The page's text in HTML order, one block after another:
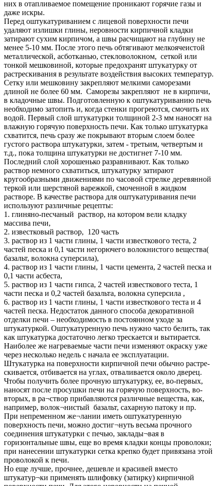
них в отапливаемое помещение проникают горячие газы и
даже искры.
Перед оштукатуриванием с лицевой поверхности печи
удаляют излишки глины, неровности кирпичной кладки
затирают сухим кирпичом, а швы расчищают на глубину не
менее 5-10 мм. После этого печь обтягивают мелкоячеистой
металлической, асботканью, стекловолокном, сеткой или
тонкой мешковиной, которые предохранят штукатурку от
растрескивания в результате воздействия высоких температур.
Сетку или мешковину закрепляют мелкими саморезами
длиной не более 60 мм. Саморезы закрепляют не в кирпичи,
в кладочные швы. Подготовленную к оштукатуриванию печь
необходимо затопить и, когда стенки прогреются, смочить их
водой. Первый слой штукатурки толщиной 2-3 мм наносят на
влажную горячую поверхность печи. Как только штукатурка
схватится, печь сразу же покрывают вторым слоем более
густого раствора штукатурки, затем - третьим, четвертым и
т.д., пока толщина штукатурки не достигнет 7-10 мм.
Последний слой хорошенько разравнивают. Как только
раствор немного схватиться, штукатурку затирают
кругообразными движениями по часовой стрелке деревянной
теркой или шерстяной варежкой, смоченной в жидком
растворе. В качестве раствора для оштукатуривания печи
используют различные рецепты:
1. глиняно-песчаный раствор, на котором вели кладку
массива печи,
2. известковый раствор, 120 часть
3. раствор из 1 части глины, 1 части известкового теста, 2
частей песка и 0,1 части негорючего волокнистого вещества(
базальт, волокна суперсила),
4. раствор из 1 части глины, 1 части цемента, 2 частей песка и
0,1 части асбеста,
5. раствор из 1 части гипса, 2 частей известкового теста, 1
части песка и 0,2 частей базальта, волокна суперсила ,
6. раствор из 1 части глины, 1 части известкового теста и 4
частей песка. Недостаток данного способа декоративной
отделки печи – необходимость в постоянном уходе за
штукатуркой. Оштукатуренную печь нужно часто белить, так
как штукатурка достаточно легко трескается и вытирается.
Наиболее же нагреваемые части печи изменяют окраску уже
через несколько недель с начала ее эксплуатации.
Штукатурка на поверхности кирпичной печи обычно растре-
скивается, отбивается на углах, отваливается около дверец.
Чтобы получить более прочную штукатурку, ее, во-первых,
наносят после просушки печи на горячую поверхность, во-
вторых, в ра¬створ прибавляются различные вещества, как,
например, волок¬нистый базальт, сахарную патоку и пр.
При непременном же¬лании иметь оштукатуренную
поверхность печи, можно достиг¬нуть весьма прочного
соединения штукатурки с печью, заклады¬вая в
горизонтальные швы, еще во время кладки концы проволоки;
при нанесении штукатурки сетка крепко будет привязана этой
проволокой к печи.
Но еще лучше, прочнее, дешевле и красивей вместо
штукатур¬ки применять шлифовку (затирку) кирпичной